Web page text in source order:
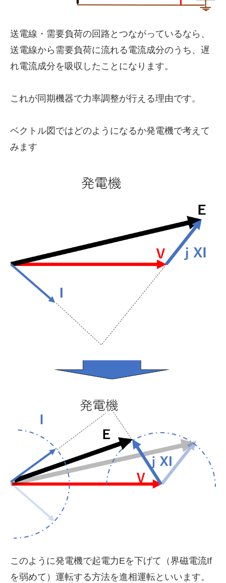
送電線・需要負荷の回路とつながっているなら、
送電線から需要負荷に流れる電流成分のうち、遅
れ電流成分を吸収したことになります。
これが同期機器で力率調整が行える理由です。
ベクトル図ではどのようになるか発電機で考えて
みます
このように発電機で起電力Eを下げて（界磁電流If
を弱めて）運転する方法を進相運転といいます。